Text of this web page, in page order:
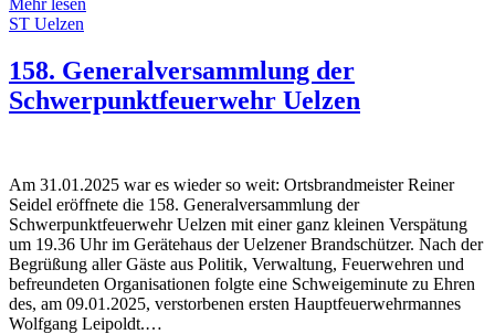
Mehr lesen
ST Uelzen
158. Generalversammlung der
Schwerpunktfeuerwehr Uelzen
Am 31.01.2025 war es wieder so weit: Ortsbrandmeister Reiner
Seidel eröffnete die 158. Generalversammlung der
Schwerpunktfeuerwehr Uelzen mit einer ganz kleinen Verspätung
um 19.36 Uhr im Gerätehaus der Uelzener Brandschützer. Nach der
Begrüßung aller Gäste aus Politik, Verwaltung, Feuerwehren und
befreundeten Organisationen folgte eine Schweigeminute zu Ehren
des, am 09.01.2025, verstorbenen ersten Hauptfeuerwehrmannes
Wolfgang Leipoldt.…